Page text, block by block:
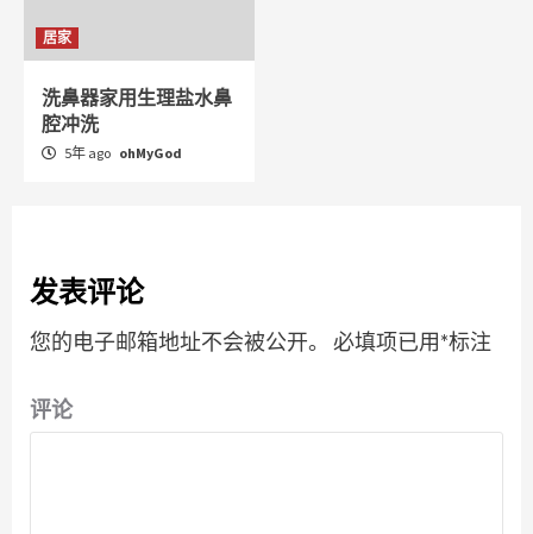
居家
洗鼻器家用生理盐水鼻
腔冲洗
5年 ago ohMyGod
发表评论
您的电子邮箱地址不会被公开。 必填项已用*标注
评论